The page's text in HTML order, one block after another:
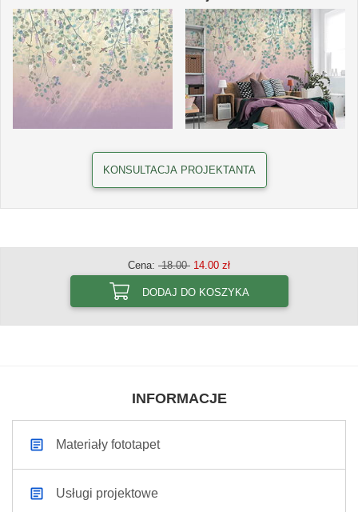
KONSULTACJA PROJEKTANTA
Cena: 18.00 14.00 zł
DODAJ DO KOSZYKA
INFORMACJE
Materiały fototapet
Usługi projektowe